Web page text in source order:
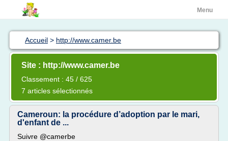
Menu
Accueil > http://www.camer.be
Site : http://www.camer.be
Classement : 45 / 625
7 articles sélectionnés
Cameroun: la procédure d’adoption par le mari,
d'enfant de ...
Suivre @camerbe